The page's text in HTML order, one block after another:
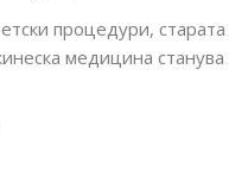
процедури, старата
медицина станува